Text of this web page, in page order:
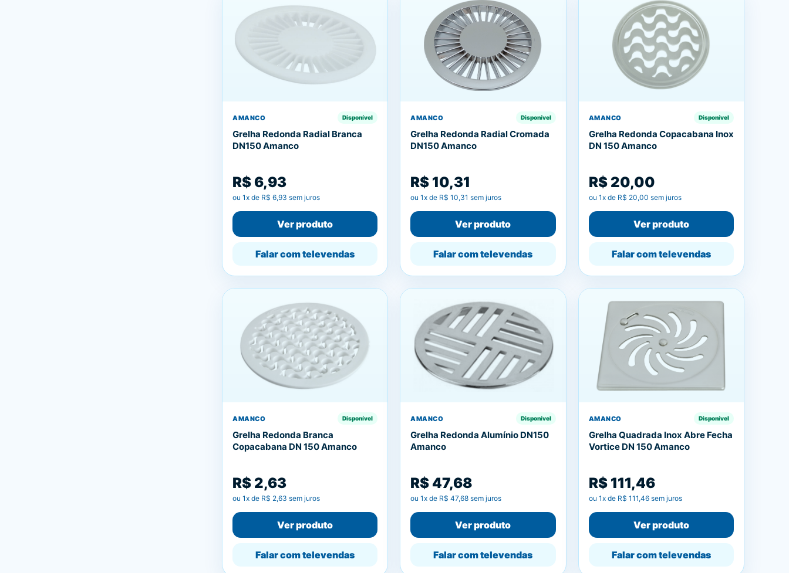
AMANCO Disponível
Grelha Redonda Radial Branca
DN150 Amanco
R$ 6,93
ou 1x de R$ 6,93 sem juros
Ver produto
Falar com televendas
AMANCO Disponível
Grelha Redonda Radial Cromada
DN150 Amanco
R$ 10,31
ou1x de R$ 10,31 sem juros
Ver produto
Falar com televendas
AMANCO Disponível
Grelha Redonda Copacabana Inox
DN 150 Amanco
R$ 20,00
ou 1x de R$ 20,00 sem juros
Ver produto
Falar com televendas
AMANCO Disponível
Grelha Redonda Branca
Copacabana DN 150 Amanco
R$ 2,63
ou 1x de R$ 2,63 sem juros
Ver produto
Falar com televendas
AMANCO Disponível
Grelha Redonda Alumínio DN150
Amanco
R$ 47,68
ou1x de R$ 47,68 sem juros
Ver produto
Falar com televendas
AMANCO Disponível
Grelha Quadrada Inox Abre Fecha
Vortice DN 150 Amanco
R$ 111,46
ou 1x de R$ 111,46sem juros
Ver produto
Falar com televendas